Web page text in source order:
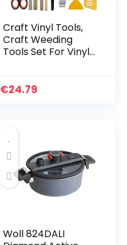
Craft Vinyl Tools,
Craft Weeding
Tools Set For Vinyl
use Weeding Tool
€24.79
Woll 824DALI